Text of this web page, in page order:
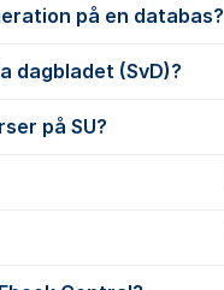
på en databas?
dagbladet (SvD)?
på SU?